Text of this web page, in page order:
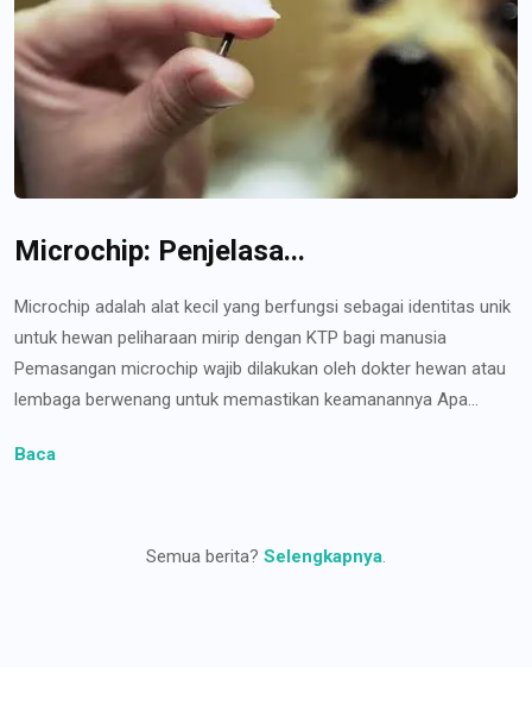
Microchip: Penjelasa...
Microchip adalah alat kecil yang berfungsi sebagai identitas unik
untuk hewan peliharaan mirip dengan KTP bagi manusia
Pemasangan microchip wajib dilakukan oleh dokter hewan atau
lembaga berwenang untuk memastikan keamanannya Apa...
Baca
Semua berita? Selengkapnya